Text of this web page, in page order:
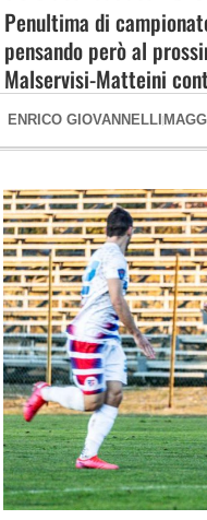
Penultima di
pensando però al
Malservisi-Matteini
ENRICO GIOVANNELLI